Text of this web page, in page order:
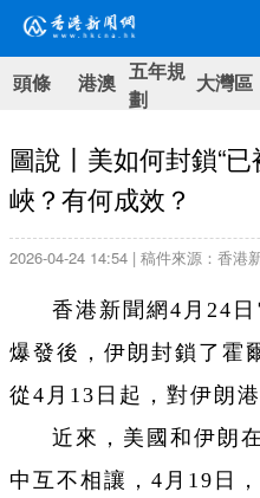
頭條 港澳 五年規
劃
大灣區
圖說丨美如何封鎖“
峽？有何成效？
2026-04-24 14:54 | 稿件來源：香港
香港新聞網4月24
爆發後，伊朗封鎖了霍
從4月13日起，對伊朗
近來，美國和伊朗
中互不相讓，4月19日